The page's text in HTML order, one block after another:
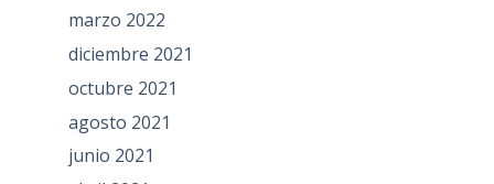
marzo 2022
diciembre 2021
octubre 2021
agosto 2021
junio 2021